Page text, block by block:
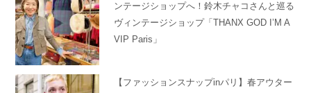
ンテージショップへ！鈴木チャコさんと巡る
ヴィンテージショップ「THANX GOD I’M A
VIP Paris」
【ファッションスナップinパリ】春アウター